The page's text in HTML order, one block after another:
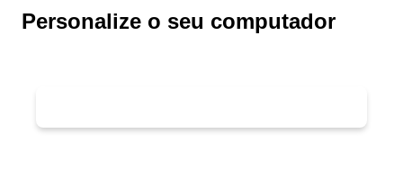
Personalize o seu computador